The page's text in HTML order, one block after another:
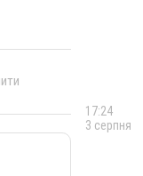
17:24
3 серпня